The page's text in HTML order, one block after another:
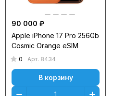
90 000 ₽
Apple iPhone 17 Pro 256Gb
Cosmic Orange eSIM
0 Арт. 8434
В корзину